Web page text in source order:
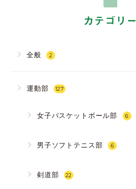
カテゴリー
全般 2
運動部 127
女子バスケットボール部 6
男子ソフトテニス部 6
剣道部 22